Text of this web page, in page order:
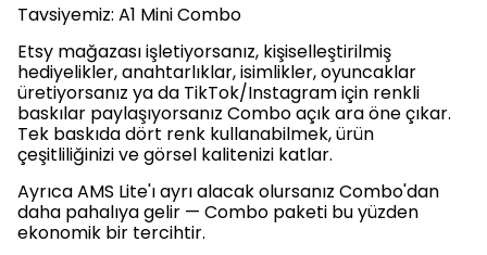
Tavsiyemiz: A1 Mini Combo
Etsy mağazası işletiyorsanız, kişiselleştirilmiş
hediyelikler, anahtarlıklar, isimlikler, oyuncaklar
üretiyorsanız ya da TikTok/Instagram için renkli
baskılar paylaşıyorsanız Combo açık ara öne çıkar.
Tek baskıda dört renk kullanabilmek, ürün
çeşitliliğinizi ve görsel kalitenizi katlar.
Ayrıca AMS Lite'ı ayrı alacak olursanız Combo'dan
daha pahalıya gelir — Combo paketi bu yüzden
ekonomik bir tercihtir.